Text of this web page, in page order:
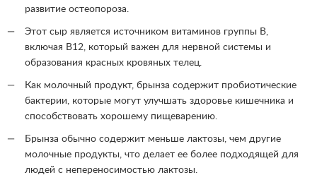
развитие остеопороза.
Этот сыр является источником витаминов группы B,
включая B12, который важен для нервной системы и
образования красных кровяных телец.
Как молочный продукт, брынза содержит пробиотические
бактерии, которые могут улучшать здоровье кишечника и
способствовать хорошему пищеварению.
Брынза обычно содержит меньше лактозы, чем другие
молочные продукты, что делает ее более подходящей для
людей с непереносимостью лактозы.